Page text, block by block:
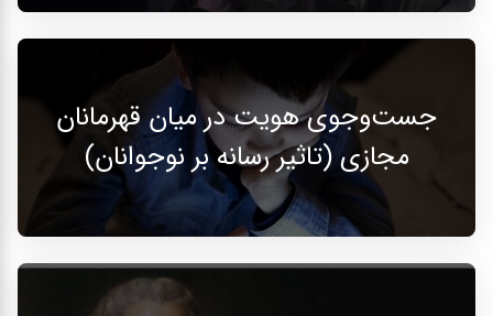
جست‌وجوی هویت در میان قهرمانان
مجازی (تاثیر رسانه بر نوجوانان)